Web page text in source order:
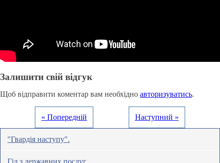
Залишити свій відгук
Щоб відправити коментар вам необхідно авторизуватись.
« Попередній Наступний »
"Гвардія наступу".
Гід з державних послуг